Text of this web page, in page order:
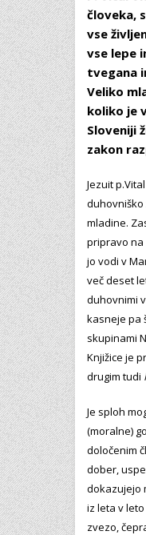
človeka,
vse
vse lepe
tvegana
Veliko
koliko je
Sloveniji
zakon
Jezuit
duhovniško
mladine.
pripravo na
jo vodi v
več deset
duhovnimi
kasneje pa
skupinami
Knjižice je
drugim tudi
Je sploh
(moralne)
določenim
dober,
dokazujejo
iz leta v
zvezo,